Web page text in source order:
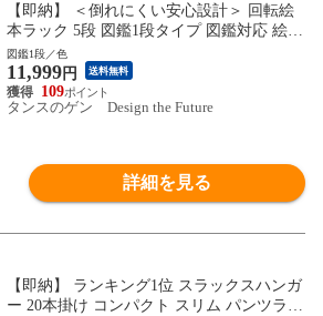
【即納】 ＜倒れにくい安心設計＞ 回転絵
本ラック 5段 図鑑1段タイプ 図鑑対応 絵本
棚 収納 本棚 回転本棚 絵本ラック 回転ラ
ック 回転式本棚 回転式 大容量 子供部屋
子供用 絵本 図鑑 おしゃれ 49600317〔シャ
ビーナチュラル〕
図鑑1段／色
11,999円 送料無料
109
タンスのゲン Design the Future
詳細を見る
【即納】 ランキング1位 スラックスハンガ
ー 20本掛け コンパクト スリム パンツラッ